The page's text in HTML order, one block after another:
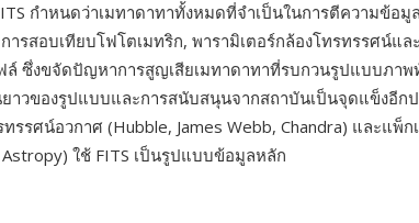
กำหนดว่าเมทาดาทาทั้งหมดที่จำเป็นในการตีความข้อมู
ารสอบเทียบโฟโตเมทริก, พารามิเตอร์กล้องโทรทรรศน์แ
ล์ ซึ่งขจัดปัญหาการสูญเสียเมทาดาทาที่รบกวนรูปแบบภาพ
าวของรูปแบบและการสนับสนุนจากสถาบันเป็นจุดแข็งอีก
รรศน์อวกาศ (Hubble, James Webb, Chandra) และแพ็
Astropy) ใช้ FITS เป็นรูปแบบข้อมูลหลัก